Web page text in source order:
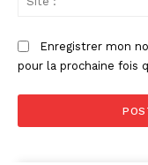
Enregistrer mon
pour la prochaine fois